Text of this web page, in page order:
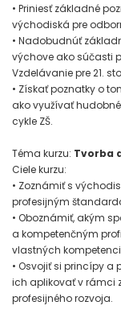
• Priniesť základné
východiská pre
• Nadobudnúť
výchove ako súčasti
Vzdelávanie pre 21.
• Získať poznatky o
ako využívať
cykle ZŠ.
Téma kurzu: Tvorba
Ciele kurzu:
• Zoznámiť s
profesijným
• Oboznámiť, akým
a kompetenčným
vlastných
• Osvojiť si princípy
ich aplikovať v rámci
profesijného rozvoja.